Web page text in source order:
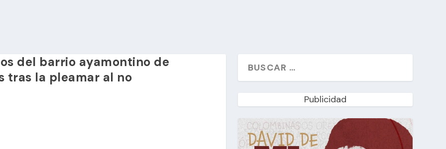
del barrio ayamontino de
tras la pleamar al no
Publicidad